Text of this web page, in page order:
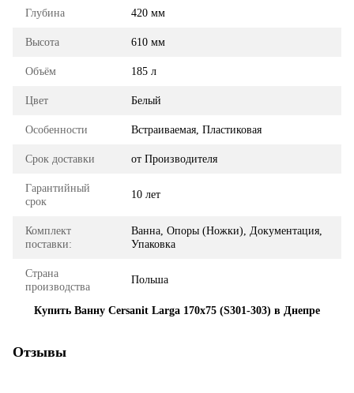
Глубина 420 мм
Высота 610 мм
Объём 185 л
Цвет Белый
Особенности Встраиваемая, Пластиковая
Срок доставки от Производителя
Гарантийный
срок
10 лет
Комплект
поставки:
Ванна, Опоры (Ножки), Документация,
Упаковка
Страна
производства
Польша
Купить Ванну Cersanit Larga 170x75 (S301-303) в Днепре
Отзывы